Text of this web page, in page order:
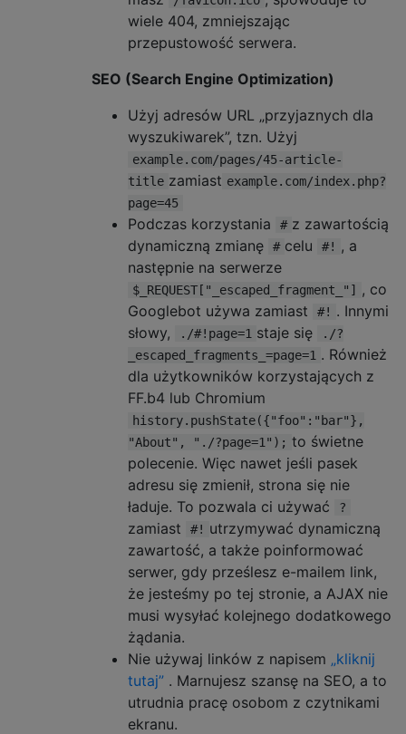
wiele 404, zmniejszając
przepustowość serwera.
SEO (Search Engine Optimization)
Użyj adresów URL „przyjaznych dla
wyszukiwarek”, tzn. Użyj
example.com/pages/45-article-
title zamiast example.com/index.php?
page=45
Podczas korzystania # z zawartością
dynamiczną zmianę
# celu #! , a
następnie na serwerze
$_REQUEST["_escaped_fragment_"]
, co
Googlebot używa zamiast
#! . Innymi
słowy,
./#!page=1 staje się
./?
_escaped_fragments_=page=1 . Również
dla użytkowników korzystających z
FF.b4 lub Chromium
history.pushState({"foo":"bar"},
"About", "./?page=1"); to świetne
polecenie. Więc nawet jeśli pasek
adresu się zmienił, strona się nie
ładuje. To pozwala ci używać
?
zamiast #! utrzymywać dynamiczną
zawartość, a także poinformować
serwer, gdy prześlesz e-mailem link,
że jesteśmy po tej stronie, a AJAX nie
musi wysyłać kolejnego dodatkowego
żądania.
Nie używaj linków z napisem „kliknij
tutaj” . Marnujesz szansę na SEO, a to
utrudnia pracę osobom z czytnikami
ekranu.